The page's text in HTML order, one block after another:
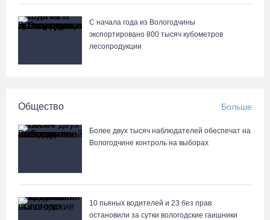
С начала года из Вологодчины
экспортировано 800 тысяч кубометров
лесопродукции
Общество Больше
Более двух тысяч наблюдателей обеспечат на
Вологодчине контроль на выборах
10 пьяных водителей и 23 без прав
остановили за сутки вологодские гаишники